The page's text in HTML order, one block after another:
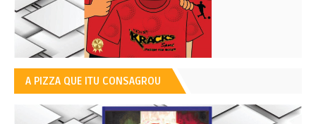
A PIZZA QUE ITU CONSAGROU